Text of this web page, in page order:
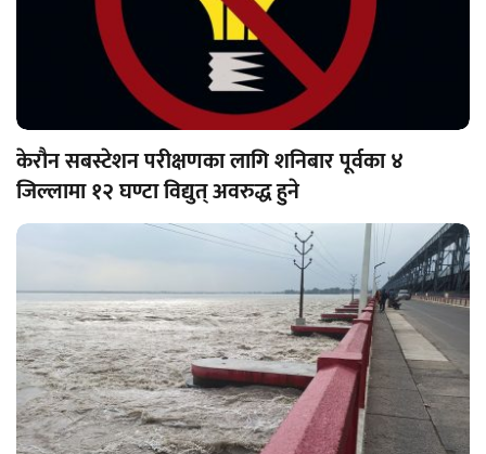
केरौन सबस्टेशन परीक्षणका लागि शनिबार पूर्वका ४
जिल्लामा १२ घण्टा विद्युत् अवरुद्ध हुने